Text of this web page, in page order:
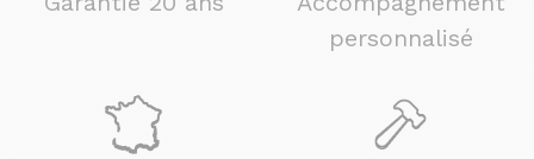
personnalisé